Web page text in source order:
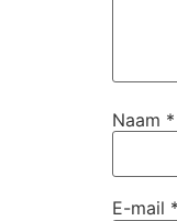
Naam *
E-mail *